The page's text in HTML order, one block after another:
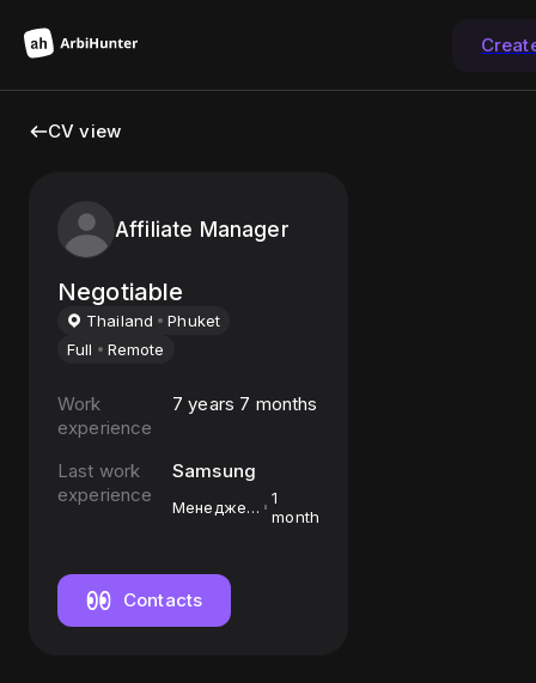
CV view
Affiliate Manager
Negotiable
Thailand
Phuket
Full
Remote
Work
experience
7 years 7 months
Last work
experience
Samsung
Менеджер
1
month
Contacts